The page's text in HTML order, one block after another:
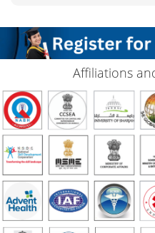
Affiliations